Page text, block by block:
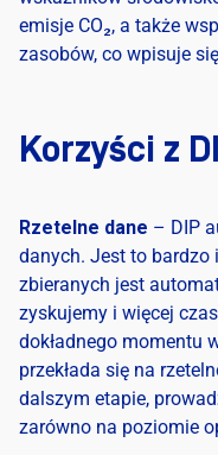
emisje CO₂, a także
zasobów, co wpisuje
Korzyści z
Rzetelne dane – DIP
danych. Jest to bardzo
zbieranych jest
zyskujemy i więcej
dokładnego momentu
przekłada się na
dalszym etapie,
zarówno na poziomie